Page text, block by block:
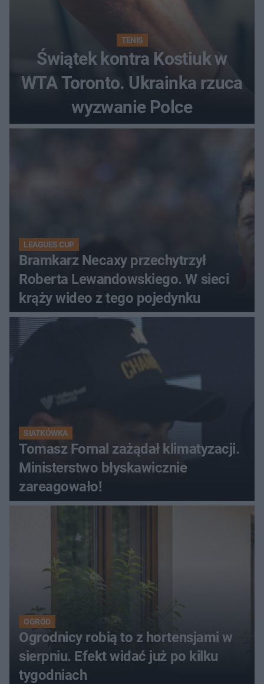
TENIS
Świątek kontra Kostiuk w
WTA Toronto. Ukrainka rzuca
wyzwanie Polce
LEAGUES CUP
Bramkarz Necaxy przechytrzył
Roberta Lewandowskiego. W sieci
krąży wideo z tego pojedynku
SIATKÓWKA
Tomasz Fornal zażądał klimatyzacji.
Ministerstwo błyskawicznie
zareagowało!
OGRÓD
Ogrodnicy robią to z hortensjami w
sierpniu. Efekt widać już po kilku
tygodniach